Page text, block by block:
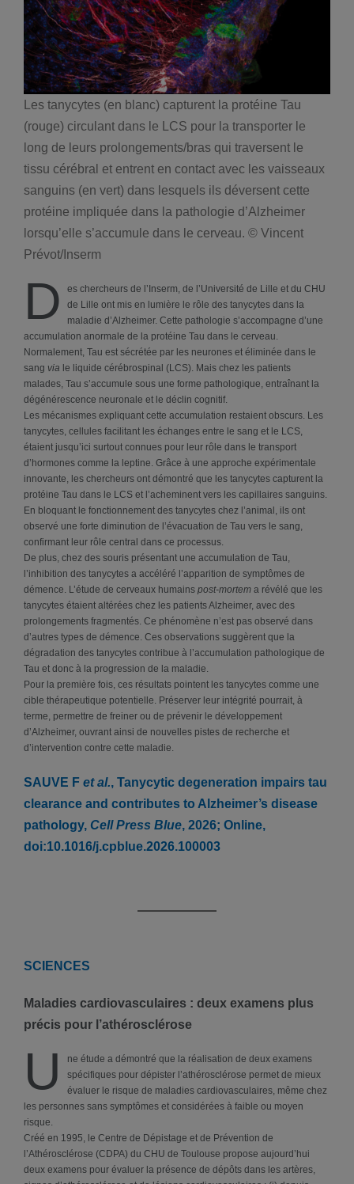
Les tanycytes (en blanc) capturent la protéine Tau
(rouge) circulant dans le LCS pour la transporter le
long de leurs prolongements/bras qui traversent le
tissu cérébral et entrent en contact avec les vaisseaux
sanguins (en vert) dans lesquels ils déversent cette
protéine impliquée dans la pathologie d’Alzheimer
lorsqu’elle s’accumule dans le cerveau. © Vincent
Prévot/Inserm
D
es chercheurs de l’Inserm, de l’Université de Lille et du CHU
de Lille ont mis en lumière le rôle des tanycytes dans la
maladie d’Alzheimer. Cette pathologie s’accompagne d’une
accumulation anormale de la protéine Tau dans le cerveau.
Normalement, Tau est sécrétée par les neurones et éliminée dans le
sang via le liquide cérébrospinal (LCS). Mais chez les patients
malades, Tau s’accumule sous une forme pathologique, entraînant la
dégénérescence neuronale et le déclin cognitif.
Les mécanismes expliquant cette accumulation restaient obscurs. Les
tanycytes, cellules facilitant les échanges entre le sang et le LCS,
étaient jusqu’ici surtout connues pour leur rôle dans le transport
d’hormones comme la leptine. Grâce à une approche expérimentale
innovante, les chercheurs ont démontré que les tanycytes capturent la
protéine Tau dans le LCS et l’acheminent vers les capillaires sanguins.
En bloquant le fonctionnement des tanycytes chez l’animal, ils ont
observé une forte diminution de l’évacuation de Tau vers le sang,
confirmant leur rôle central dans ce processus.
De plus, chez des souris présentant une accumulation de Tau,
l’inhibition des tanycytes a accéléré l’apparition de symptômes de
démence. L’étude de cerveaux humains post-mortem a révélé que les
tanycytes étaient altérées chez les patients Alzheimer, avec des
prolongements fragmentés. Ce phénomène n’est pas observé dans
d’autres types de démence. Ces observations suggèrent que la
dégradation des tanycytes contribue à l’accumulation pathologique de
Tau et donc à la progression de la maladie.
Pour la première fois, ces résultats pointent les tanycytes comme une
cible thérapeutique potentielle. Préserver leur intégrité pourrait, à
terme, permettre de freiner ou de prévenir le développement
d’Alzheimer, ouvrant ainsi de nouvelles pistes de recherche et
d’intervention contre cette maladie.
SAUVE F et al., Tanycytic degeneration impairs tau
clearance and contributes to Alzheimer’s disease
pathology, Cell Press Blue, 2026; Online,
doi:10.1016/j.cpblue.2026.100003
SCIENCES
Maladies cardiovasculaires : deux examens plus
précis pour l’athérosclérose
U
ne étude a démontré que la réalisation de deux examens
spécifiques pour dépister l’athérosclérose permet de mieux
évaluer le risque de maladies cardiovasculaires, même chez
les personnes sans symptômes et considérées à faible ou moyen
risque.
Créé en 1995, le Centre de Dépistage et de Prévention de
l’Athérosclérose (CDPA) du CHU de Toulouse propose aujourd’hui
deux examens pour évaluer la présence de dépôts dans les artères,